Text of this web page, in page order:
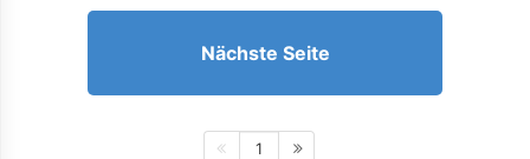
Nächste Seite
1